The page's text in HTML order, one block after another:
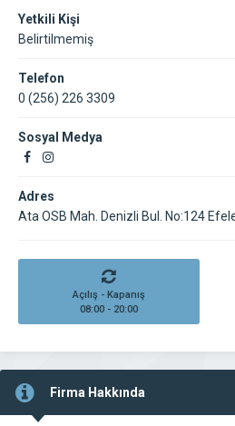
Yetkili Kişi
Belirtilmemiş
Telefon
0 (256) 226 3309
Sosyal Medya
Adres
Ata OSB Mah. Denizli Bul. No:124
Açılış - Kapanış
08:00 - 20:00
Firma Hakkında